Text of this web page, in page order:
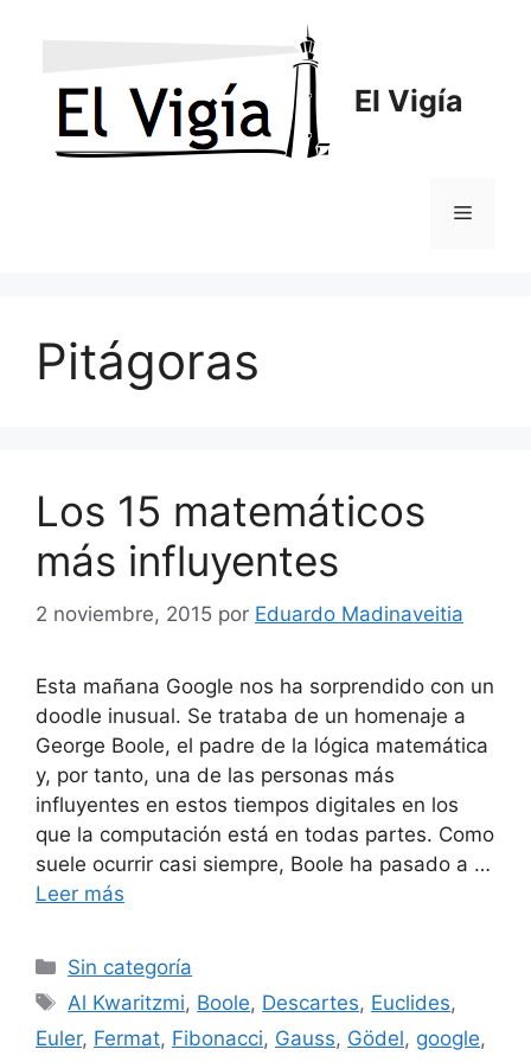
El Vigía
Menú
Pitágoras
Los 15 matemáticos
más influyentes
2 noviembre, 2015 por Eduardo Madinaveitia
Esta mañana Google nos ha sorprendido con un
doodle inusual. Se trataba de un homenaje a
George Boole, el padre de la lógica matemática
y, por tanto, una de las personas más
influyentes en estos tiempos digitales en los
que la computación está en todas partes. Como
suele ocurrir casi siempre, Boole ha pasado a …
Leer más
Categorías
Sin categoría
Etiquetas
Al Kwaritzmi, Boole, Descartes, Euclides,
Euler, Fermat, Fibonacci, Gauss, Gödel, google,